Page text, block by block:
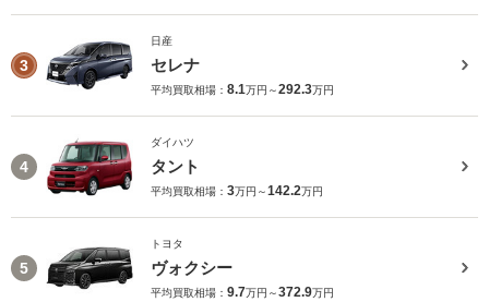
3
日産
セレナ
平均買取相場： 8.1万円～292.3万円
4
ダイハツ
タント
平均買取相場： 3万円～142.2万円
5
トヨタ
ヴォクシー
平均買取相場： 9.7万円～372.9万円